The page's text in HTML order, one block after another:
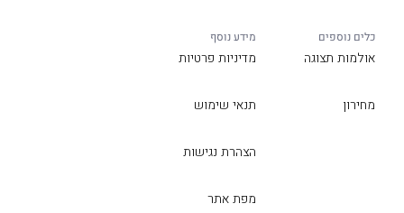
כלים נוספים
אולמות תצוגה
מחירון
מידע נוסף
מדיניות פרטיות
תנאי שימוש
הצהרת נגישות
מפת אתר